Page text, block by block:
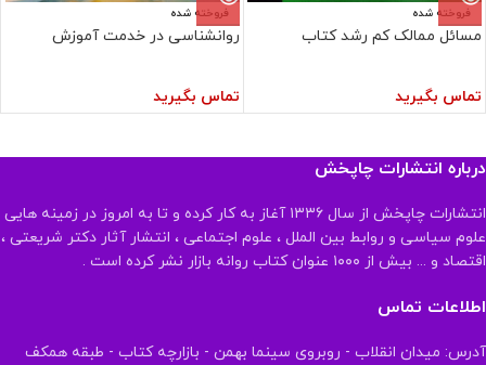
فروخته شده
مسائل ممالک کم رشد کتاب
تماس بگیرید
فروخته شده
روانشناسی در خدمت آموزش
تماس بگیرید
درباره انتشارات چاپخش
انتشارات چاپخش از سال ۱۳۳۶ آغاز به کار کرده و تا به امروز در زمینه هایی
علوم سیاسی و روابط بین الملل ، علوم اجتماعی ، انتشار آثار دکتر شریعتی ،
اقتصاد و ... بیش از ۱۰۰۰ عنوان کتاب روانه بازار نشر کرده است .
اطلاعات تماس
آدرس: میدان انقلاب - روبروی سینما بهمن - بازارچه کتاب - طبقه همکف